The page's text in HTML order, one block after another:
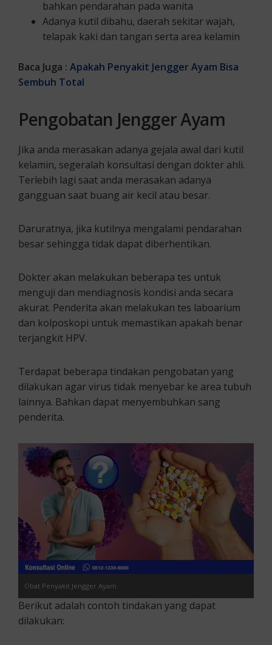
bahkan pendarahan pada wanita
Adanya kutil dibahu, daerah sekitar wajah,
telapak kaki dan tangan serta area kelamin
Baca Juga : Apakah Penyakit Jengger Ayam Bisa
Sembuh Total
Pengobatan Jengger Ayam
Jika anda merasakan adanya gejala awal dari kutil
kelamin, segeralah konsultasi dengan dokter ahli.
Terlebih lagi saat anda merasakan adanya
gangguan saat buang air kecil atau besar.
Daruratnya, jika kutilnya mengalami pendarahan
besar sehingga tidak dapat diberhentikan.
Dokter akan melakukan beberapa tes untuk
menguji dan mendiagnosis kondisi anda secara
akurat. Penderita akan melakukan tes laboarium
dan kolposkopi untuk memastikan apakah benar
terjangkit HPV.
Terdapat beberapa tindakan pengobatan yang
dilakukan agar virus tidak menyebar ke area tubuh
lainnya. Bahkan dapat menyembuhkan sang
penderita.
Obat Penyakit Jengger Ayam
Berikut adalah contoh tindakan yang dapat
dilakukan: